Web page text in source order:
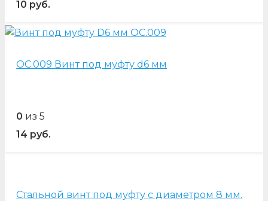
10 руб.
OC.009 Винт под муфту d6 мм
0 из 5
14 руб.
Стальной винт под муфту с диаметром 8 мм.